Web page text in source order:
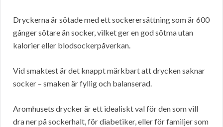
Dryckerna är sötade med ett sockerersättning som är 600
gånger sötare än socker, vilket ger en god sötma utan
kalorier eller blodsockerpåverkan.
Vid smaktest är det knappt märkbart att drycken saknar
socker – smaken är fyllig och balanserad.
Aromhusets drycker är ett idealiskt val för den som vill
dra ner på sockerhalt, för diabetiker, eller för familjer som